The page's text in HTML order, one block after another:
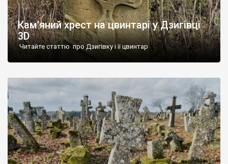
Кам’яний хрест на цвинтарі у Дзигівці
3D
Читайте статтю про Дзигівку і її цвинтар